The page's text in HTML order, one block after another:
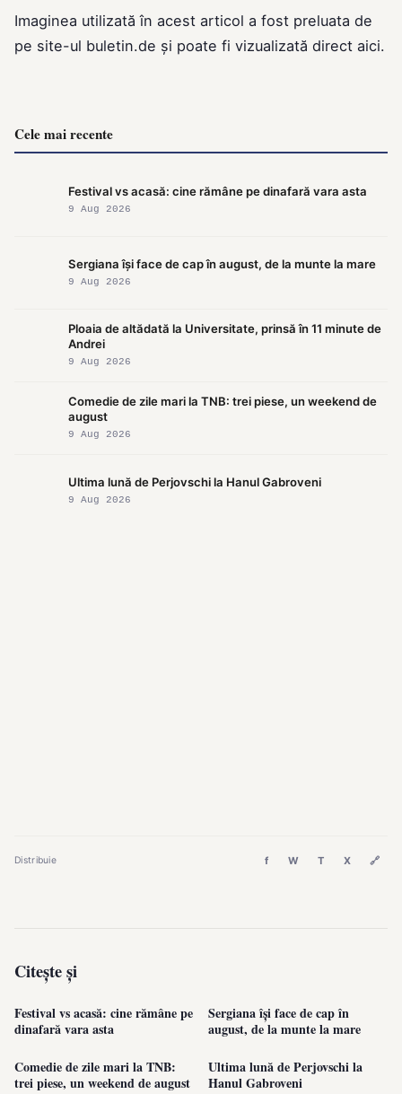
Imaginea utilizată în acest articol a fost preluata de
pe site-ul buletin.de și poate fi vizualizată direct aici.
Cele mai recente
Festival vs acasă: cine rămâne pe dinafară vara asta
9 Aug 2026
Sergiana își face de cap în august, de la munte la mare
9 Aug 2026
Ploaia de altădată la Universitate, prinsă în 11 minute de
Andrei
9 Aug 2026
Comedie de zile mari la TNB: trei piese, un weekend de
august
9 Aug 2026
Ultima lună de Perjovschi la Hanul Gabroveni
9 Aug 2026
Distribuie f W T X 🔗
Citește și
Festival vs acasă: cine rămâne pe
dinafară vara asta
Sergiana își face de cap în
august, de la munte la mare
Comedie de zile mari la TNB:
trei piese, un weekend de august
Ultima lună de Perjovschi la
Hanul Gabroveni